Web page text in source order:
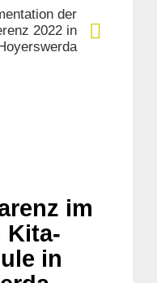
der
2022 in
Hoyerswerda
im
Kita-
in